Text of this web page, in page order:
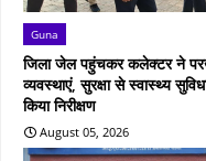
Guna
जिला जेल पहुंचकर कलेक्टर ने
व्यवस्थाएं, सुरक्षा से स्‍वास्‍थ्‍य
किया निरीक्षण
August 05, 2026